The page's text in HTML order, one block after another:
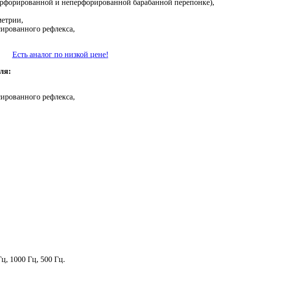
и неперфорированной барабанной перепонке),
рефлекса,
Есть аналог по низкой цене!
рефлекса,
1000 Гц, 500 Гц.